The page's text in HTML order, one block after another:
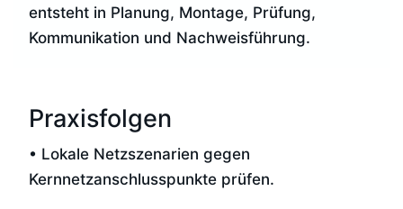
entsteht in Planung, Montage, Prüfung,
Kommunikation und Nachweisführung.
Praxisfolgen
• Lokale Netzszenarien gegen
Kernnetzanschlusspunkte prüfen.